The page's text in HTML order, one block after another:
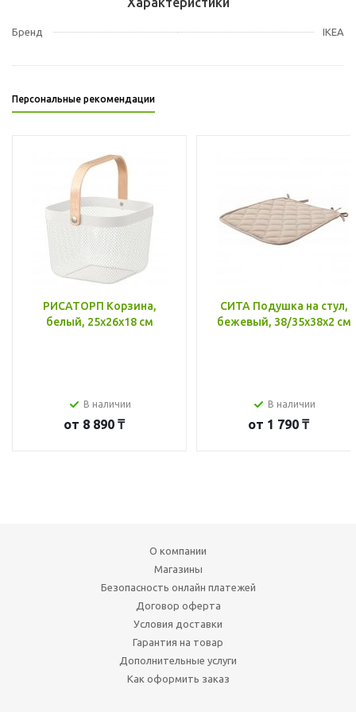
Бренд IKEA
Персональные рекомендации
РИСАТОРП Корзина,
белый, 25x26x18 см
В наличии
от 8 890 ₸
СИТА Подушка на стул,
бежевый, 38/35x38x2 см
В наличии
от 1 790 ₸
О компании
Магазины
Безопасность онлайн платежей
Договор оферта
Условия доставки
Гарантия на товар
Дополнительные услуги
Как оформить заказ